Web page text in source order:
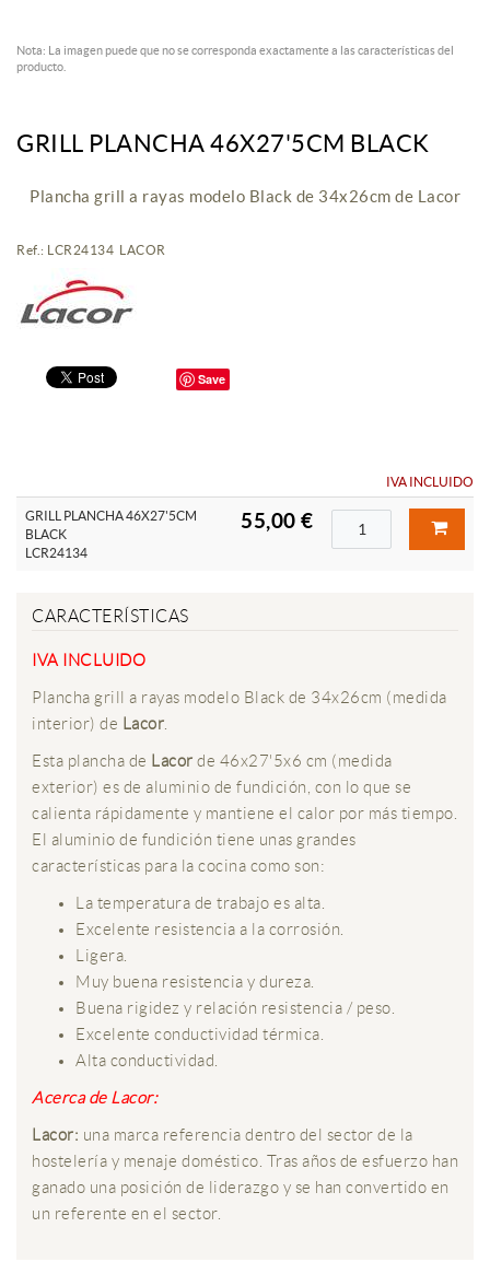
Nota: La imagen puede que no se corresponda exactamente a las características del
producto.
GRILL PLANCHA 46X27'5CM BLACK
Plancha grill a rayas modelo Black de 34x26cm de Lacor
Ref.: LCR24134 LACOR
Save
IVA INCLUIDO
GRILL PLANCHA 46X27'5CM
BLACK
LCR24134
55,00 €
CARACTERÍSTICAS
IVA INCLUIDO
Plancha grill a rayas modelo Black de 34x26cm (medida
interior) de Lacor
Esta plancha de Lacor de 46x27'5x6 cm (medida
exterior) es de aluminio de fundición, con lo que se
calienta rápidamente y mantiene el calor por más tiempo.
El aluminio de fundición tiene unas grandes
características para la cocina como son:
La temperatura de trabajo es alta.
Excelente resistencia a la corrosión.
Ligera.
Muy buena resistencia y dureza.
Buena rigidez y relación resistencia / peso.
Excelente conductividad térmica.
Alta conductividad.
Acerca de Lacor:
Lacor: una marca referencia dentro del sector de la
hostelería y menaje doméstico. Tras años de esfuerzo han
ganado una posición de liderazgo y se han convertido en
un referente en el sector.